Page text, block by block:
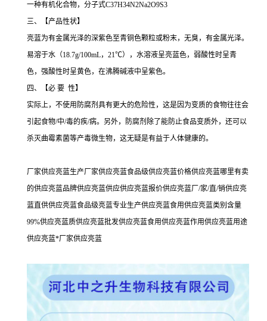
一种有机化合物，分子式C37H34N2Na2O9S3
三、【产品性状】
亮蓝为有金属光泽的深紫色至青铜色颗粒或粉末，无臭，有金属光泽。
易溶于水（18.7g/100mL，21℃），水溶液呈亮蓝色，弱酸性时呈青
色，强酸性时呈黄色，在沸腾碱液中呈紫色。
四、【必 要 性】
实际上，不使用防腐剂具有更大的危险性，这是因为变质的食物往往会
引起食物/中/毒的疾/病。另外，防腐剂除了能防止食品变质外，还可以
杀灭曲霉素菌等产毒微生物，这无疑是有益于人体健康的。
厂家供应亮蓝生产厂家供应亮蓝食品级供应亮蓝价格供应亮蓝哪里有卖
的供应亮蓝品牌供应亮蓝供应供应亮蓝报价供应亮蓝厂/家/直/销供应亮
蓝直供供应亮蓝食品级亮蓝专业生产供应亮蓝食用供应亮蓝类别含量
99%供应亮蓝质供应亮蓝批发供应亮蓝食用供应亮蓝作用供应亮蓝用途
供应亮蓝*厂家供应亮蓝